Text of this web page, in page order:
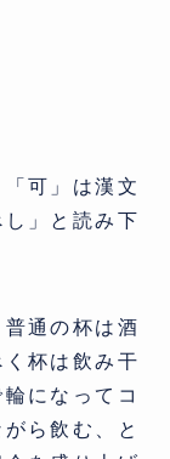
可」は漢文
」と読み下
通の杯は酒
杯は飲み干
になってコ
ら飲む、と